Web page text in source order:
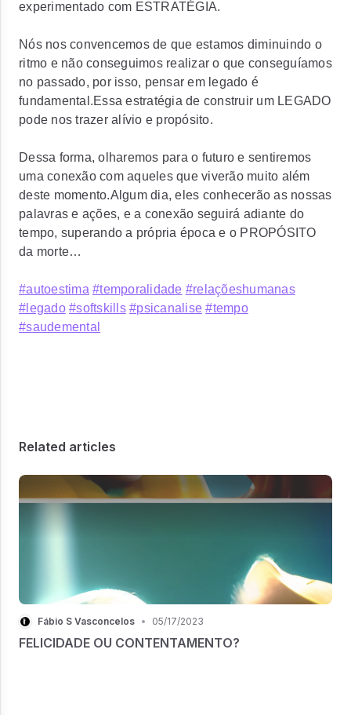
experimentado com ESTRATÉGIA.
Nós nos convencemos de que estamos diminuindo o
ritmo e não conseguimos realizar o que conseguíamos
no passado, por isso, pensar em legado é
fundamental.Essa estratégia de construir um LEGADO
pode nos trazer alívio e propósito.
Dessa forma, olharemos para o futuro e sentiremos
uma conexão com aqueles que viverão muito além
deste momento.Algum dia, eles conhecerão as nossas
palavras e ações, e a conexão seguirá adiante do
tempo, superando a própria época e o PROPÓSITO
da morte…
#autoestima #temporalidade #relaçõeshumanas
#legado #softskills #psicanalise #tempo
#saudemental
Related articles
Fábio S Vasconcelos • 05/17/2023
FELICIDADE OU CONTENTAMENTO?